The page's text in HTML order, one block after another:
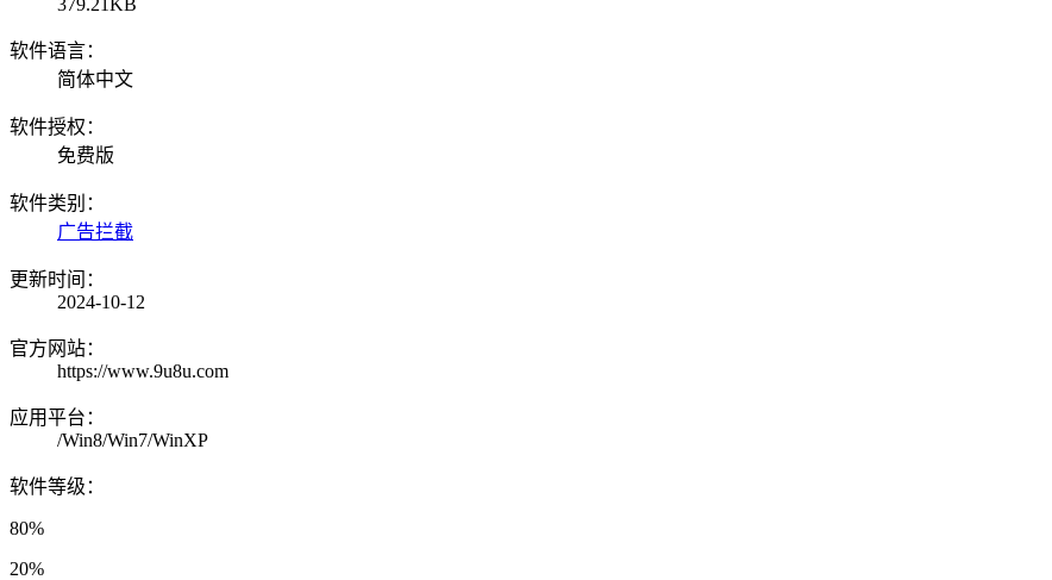
软件语言：
简体中文
软件授权：
免费版
软件类别：
广告拦截
更新时间：
2024-10-12
官方网站：
https://www.9u8u.com
应用平台：
/Win8/Win7/WinXP
软件等级：
80%
20%